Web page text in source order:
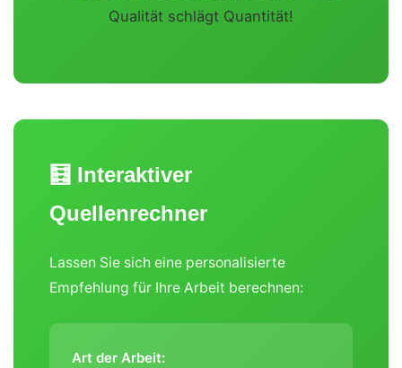
Qualität schlägt Quantität!
🧮 Interaktiver
Quellenrechner
Lassen Sie sich eine personalisierte
Empfehlung für Ihre Arbeit berechnen:
Art der Arbeit: